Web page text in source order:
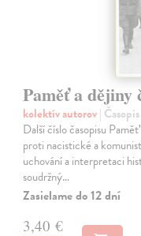
Paměť a dějiny
kolektív autorov| Časopis
Další číslo časopisu
proti nacistické a
uchování a interpretaci
soudržný…
Zasielame do 12 dní
3,40 €